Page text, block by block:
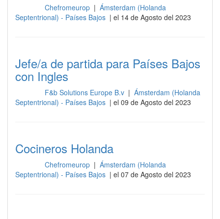
Chefromeurop | Ámsterdam (Holanda
Septentrional) - Países Bajos | el 14 de Agosto del 2023
Jefe/a de partida para Países Bajos
con Ingles
F&b Solutions Europe B.v | Ámsterdam (Holanda
Septentrional) - Países Bajos | el 09 de Agosto del 2023
Cocineros Holanda
Chefromeurop | Ámsterdam (Holanda
Septentrional) - Países Bajos | el 07 de Agosto del 2023